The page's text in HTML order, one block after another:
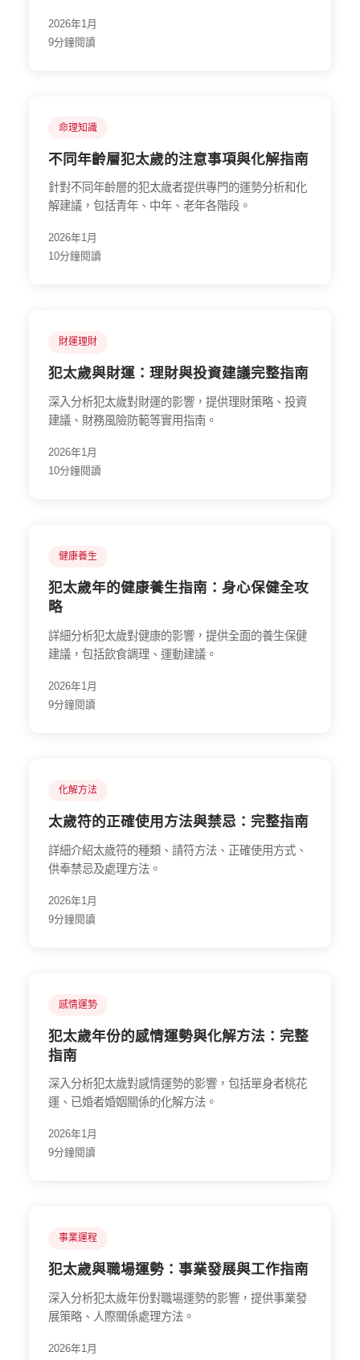
2026年1月
9分鐘閱讀
命理知識
不同年齡層犯太歲的注意事項與化解指南
針對不同年齡層的犯太歲者提供專門的運勢分析和化
解建議，包括青年、中年、老年各階段。
2026年1月
10分鐘閱讀
財運理財
犯太歲與財運：理財與投資建議完整指南
深入分析犯太歲對財運的影響，提供理財策略、投資
建議、財務風險防範等實用指南。
2026年1月
10分鐘閱讀
健康養生
犯太歲年的健康養生指南：身心保健全攻
略
詳細分析犯太歲對健康的影響，提供全面的養生保健
建議，包括飲食調理、運動建議。
2026年1月
9分鐘閱讀
化解方法
太歲符的正確使用方法與禁忌：完整指南
詳細介紹太歲符的種類、請符方法、正確使用方式、
供奉禁忌及處理方法。
2026年1月
9分鐘閱讀
感情運勢
犯太歲年份的感情運勢與化解方法：完整
指南
深入分析犯太歲對感情運勢的影響，包括單身者桃花
運、已婚者婚姻關係的化解方法。
2026年1月
9分鐘閱讀
事業運程
犯太歲與職場運勢：事業發展與工作指南
深入分析犯太歲年份對職場運勢的影響，提供事業發
展策略、人際關係處理方法。
2026年1月